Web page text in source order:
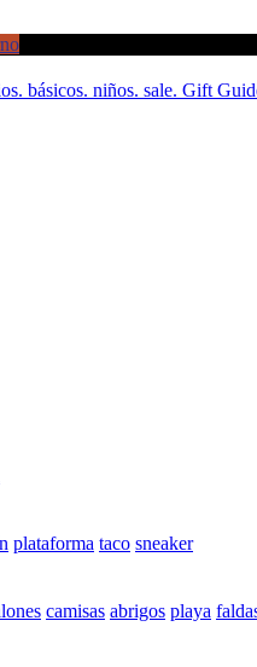
básicos. niños. sale. Gift
plataforma taco sneaker
camisas abrigos playa